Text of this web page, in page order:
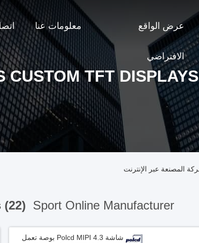
عرض الواقع
الافتراضي
معلومات عنا
CUSTOM TFT DISPLAYS
Sport Online Manufacturer
شاشة Polcd MIPI 4.3 بوصة تعمل